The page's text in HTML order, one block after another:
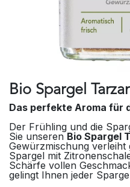
Bio Spargel
Das perfekte Aroma für
Der Frühling und die
Sie unserenBio Spargel
Gewürzmischung verleiht
Spargel mit
Schärfe vollen
gelingt Ihnen jeder